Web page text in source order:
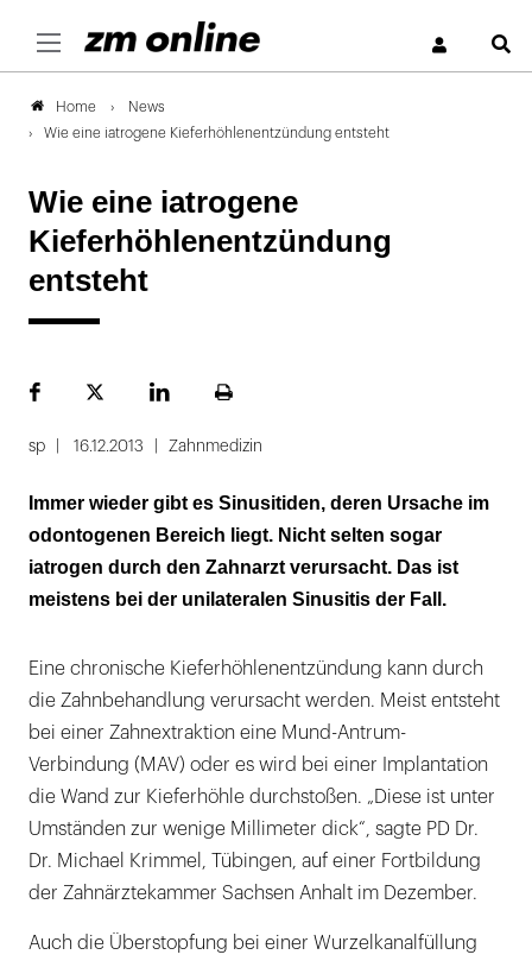
Home
News
Wie eine iatrogene Kieferhöhlenentzündung entsteht
Wie eine iatrogene
Kieferhöhlenentzündung
entsteht
FacebookPlattformLinekdInSeite
sp 16.12.2013 Zahnmedizin
Immer wieder gibt es Sinusitiden, deren Ursache im
odontogenen Bereich liegt. Nicht selten sogar
iatrogen durch den Zahnarzt verursacht. Das ist
meistens bei der unilateralen Sinusitis der Fall.
Eine chronische Kieferhöhlenentzündung kann durch
die Zahnbehandlung verursacht werden. Meist entsteht
bei einer Zahnextraktion eine Mund-Antrum-
Verbindung (MAV) oder es wird bei einer Implantation
die Wand zur Kieferhöhle durchstoßen. „Diese ist unter
Umständen zur wenige Millimeter dick“, sagte PD Dr.
Dr. Michael Krimmel, Tübingen, auf einer Fortbildung
der Zahnärztekammer Sachsen Anhalt im Dezember.
Auch die Überstopfung bei einer Wurzelkanalfüllung